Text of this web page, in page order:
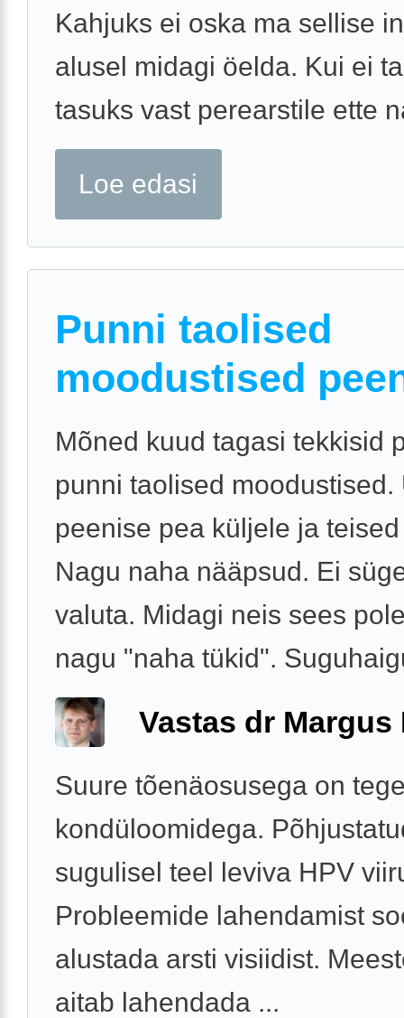
Kahjuks ei oska ma sellise
alusel midagi öelda. Kui ei
tasuks vast perearstile ette
Loe edasi
Punni taolised
moodustised
Mõned kuud tagasi tekkisid
punni taolised moodustised.
peenise pea küljele ja
Nagu naha nääpsud. Ei
valuta. Midagi neis sees
nagu "naha tükid".
Vastas dr Margus
Suure tõenäosusega on
kondüloomidega.
sugulisel teel leviva HPV
Probleemide lahendamist
alustada arsti visiidist.
aitab lahendada ...